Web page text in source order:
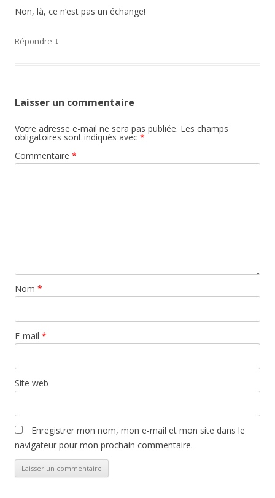
Non, là, ce n’est pas un échange!
Répondre ↓
Laisser un commentaire
Votre adresse e-mail ne sera pas publiée. Les champs
obligatoires sont indiqués avec *
Commentaire *
Nom *
E-mail *
Site web
Enregistrer mon nom, mon e-mail et mon site dans le
navigateur pour mon prochain commentaire.